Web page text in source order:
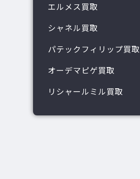
エルメス買取
シャネル買取
パテックフィリップ買取
オーデマピゲ買取
リシャールミル買取